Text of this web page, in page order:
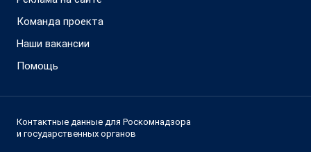
Команда проекта
Наши вакансии
Помощь
Контактные данные для Роскомнадзора
и государственных органов